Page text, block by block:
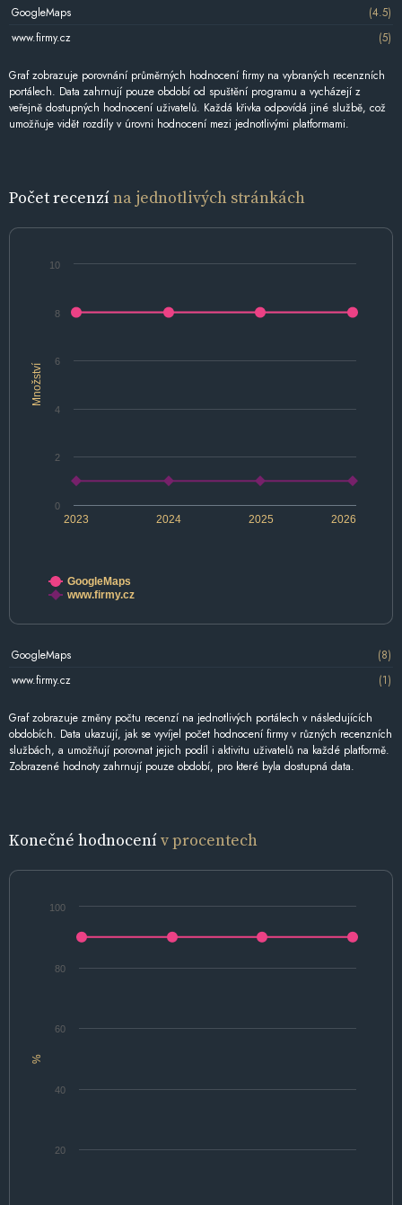
GoogleMaps
(4.5)
www.firmy.cz
(5)
Graf zobrazuje porovnání průměrných hodnocení firmy na vybraných recenzních
portálech. Data zahrnují pouze období od spuštění programu a vycházejí z
veřejně dostupných hodnocení uživatelů. Každá křivka odpovídá jiné službě, což
umožňuje vidět rozdíly v úrovni hodnocení mezi jednotlivými platformami.
Počet recenzína jednotlivých stránkách
Množství
2024 2026
2023 2025
0
2
4
6
8
10
GoogleMaps
www.firmy.cz
GoogleMaps
(8)
www.firmy.cz
(1)
Graf zobrazuje změny počtu recenzí na jednotlivých portálech v následujících
obdobích. Data ukazují, jak se vyvíjel počet hodnocení firmy v různých recenzních
službách, a umožňují porovnat jejich podíl i aktivitu uživatelů na každé platformě.
Zobrazené hodnoty zahrnují pouze období, pro které byla dostupná data.
Konečné hodnocenív procentech
%
20
40
60
80
100